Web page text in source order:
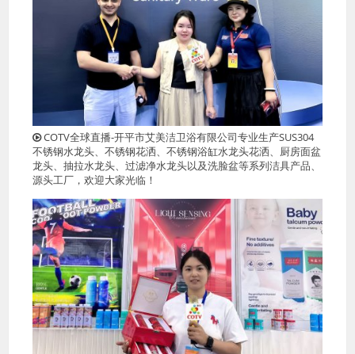
COTV全球直播-开平市艾美洁卫浴有限公司专业生产SUS304
不锈钢水龙头、不锈钢花洒、不锈钢浴缸水龙头花洒、厨房面盆
龙头、抽拉水龙头、过滤净水龙头以及洗脸盆等系列洁具产品、
源头工厂，欢迎大家光临！